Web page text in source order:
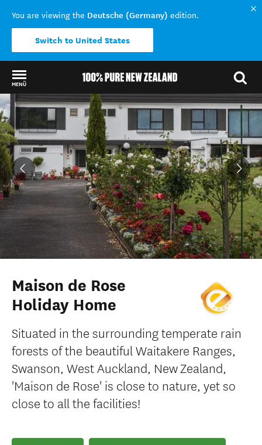
You are viewing the Deutsche (Germany) edition.
Switch to United States
MENÜ
Back to my results
Maison de Rose
Holiday Home
Situated in the surrounding temperate rain
forests of the beautiful Waitakere Ranges,
Swanson, West Auckland, New Zealand,
'Maison de Rose' is close to nature, yet so
close to all the facilities!